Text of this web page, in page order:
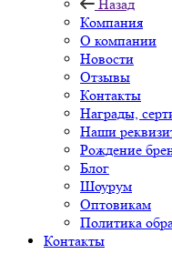
Назад
Компания
О компании
Новости
Отзывы
Контакты
Награды,
Наши
Рождение
Блог
Шоурум
Оптовикам
Политика
Контакты